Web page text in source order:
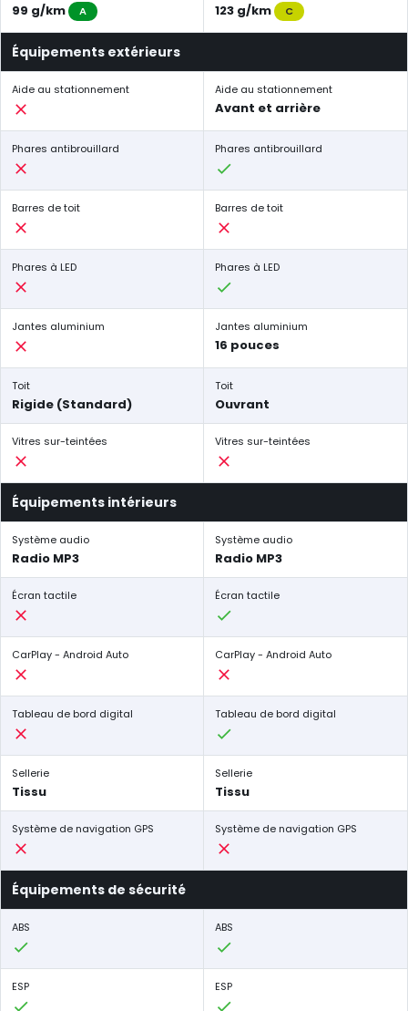
99 g/km A 123 g/km C
Équipements extérieurs
Aide au stationnement Aide au stationnement
Avant et arrière
Phares antibrouillard Phares antibrouillard
Barres de toit Barres de toit
Phares à LED Phares à LED
Jantes aluminium Jantes aluminium
16 pouces
Toit
Rigide (Standard)
Toit
Ouvrant
Vitres sur-teintées Vitres sur-teintées
Équipements intérieurs
Système audio
Radio MP3
Système audio
Radio MP3
Écran tactile Écran tactile
CarPlay - Android Auto CarPlay - Android Auto
Tableau de bord digital Tableau de bord digital
Sellerie
Tissu
Sellerie
Tissu
Système de navigation GPS Système de navigation GPS
Équipements de sécurité
ABS ABS
ESP ESP